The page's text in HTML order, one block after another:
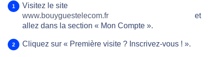
Visitez le site
www.bouyguestelecom.fr
et
allez dans la section « Mon Compte ».
Cliquez sur « Première visite ? Inscrivez-vous ! ».